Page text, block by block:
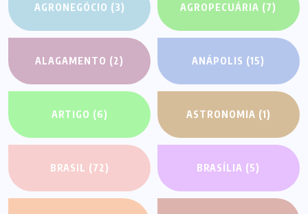
AGRONEGÓCIO (3) AGROPECUÁRIA (7)
ALAGAMENTO (2) ANÁPOLIS (15)
ARTIGO (6) ASTRONOMIA (1)
BRASIL (72) BRASÍLIA (5)